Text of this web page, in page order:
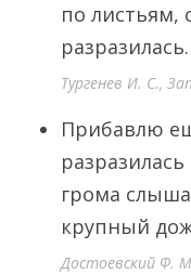
по листьям,
разразилась.
Тургенев И. С.,
Прибавлю
грома
крупный
Достоевский Ф.